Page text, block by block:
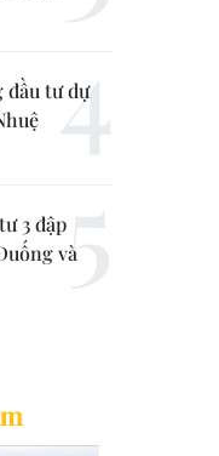
đầu tư dự
3 đập
và